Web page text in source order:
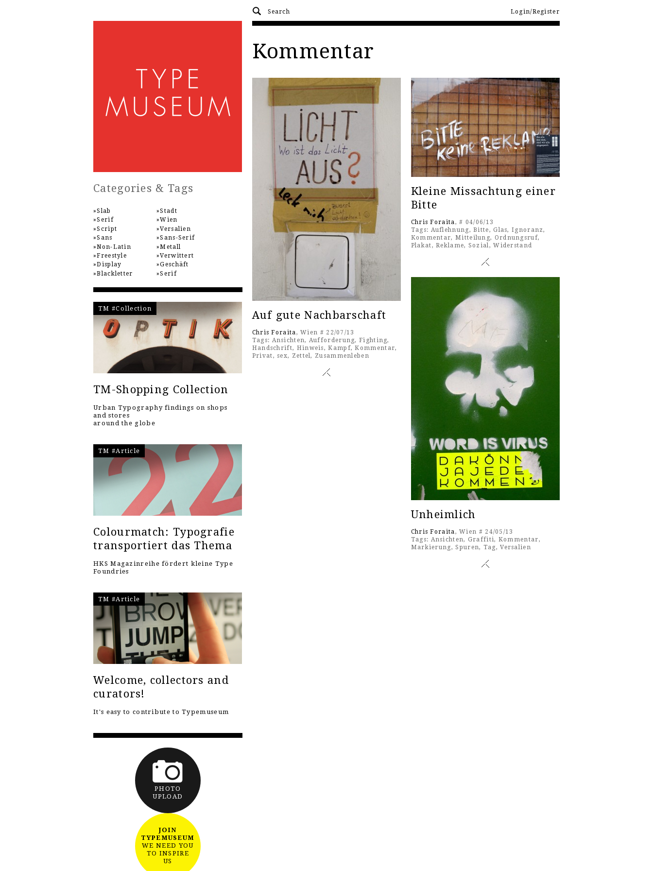
Login/Register
Kommentar
Auf gute Nachbarschaft
Chris Foraita, Wien # 22/07/13
Tags: Ansichten, Aufforderung,Fighting,
Handschrift, Hinweis,Kampf,Kommentar,
Privat,sex, Zettel, Zusammenleben
Kleine Missachtung einer
Bitte
Chris Foraita, # 04/06/13
Tags: Auflehnung,Bitte,Glas,Ig­no­ranz,
Kommentar, Mitteilung, Ordnungsruf,
Plakat,Reklame, Sozial,Widerstand
Unheimlich
Chris Foraita, Wien # 24/05/13
Tags: Ansichten, Graffiti, Kommentar,
Markierung,Spuren, Tag,Versalien
Categories & Tags
Slab
Serif
Script
Sans
Non-Latin
Freestyle
Display
Blackletter
Stadt
Wien
Versalien
Sans-Serif
Metall
Verwittert
Geschäft
Serif
TM #Collection
TM-Shopping Collection
Urban Typography findings on shops
and stores
around the globe
TM #Article
Colourmatch: Typografie
transportiert das Thema
HKS Magazinreihe fördert kleine Type
Foundries
TM #Article
Welcome, collectors and
curators!
It's easy to contribute to Typemuseum
PHOTO
UPLOAD
JOIN
TYPEMUSEUM
WE NEED YOU
TO INSPIRE
US